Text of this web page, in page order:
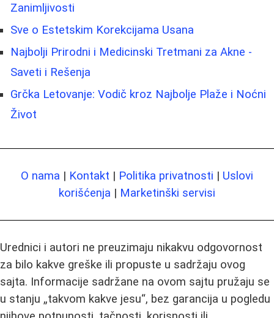
Zanimljivosti
Sve o Estetskim Korekcijama Usana
Najbolji Prirodni i Medicinski Tretmani za Akne -
Saveti i Rešenja
Grčka Letovanje: Vodič kroz Najbolje Plaže i Noćni
Život
O nama | Kontakt | Politika privatnosti | Uslovi
korišćenja | Marketinški servisi
Urednici i autori ne preuzimaju nikakvu odgovornost
za bilo kakve greške ili propuste u sadržaju ovog
sajta. Informacije sadržane na ovom sajtu pružaju se
u stanju „takvom kakve jesu“, bez garancija u pogledu